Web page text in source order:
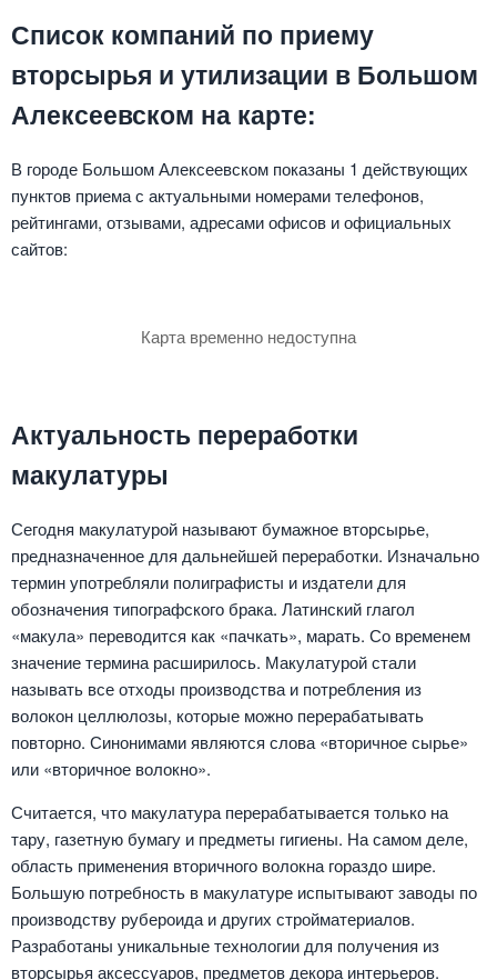
Список компаний по приему
вторсырья и утилизации в Большом
Алексеевском на карте:
В городе Большом Алексеевском показаны 1 действующих
пунктов приема с актуальными номерами телефонов,
рейтингами, отзывами, адресами офисов и официальных
сайтов:
Карта временно недоступна
Актуальность переработки
макулатуры
Сегодня макулатурой называют бумажное вторсырье,
предназначенное для дальнейшей переработки. Изначально
термин употребляли полиграфисты и издатели для
обозначения типографского брака. Латинский глагол
«макула» переводится как «пачкать», марать. Со временем
значение термина расширилось. Макулатурой стали
называть все отходы производства и потребления из
волокон целлюлозы, которые можно перерабатывать
повторно. Синонимами являются слова «вторичное сырье»
или «вторичное волокно».
Считается, что макулатура перерабатывается только на
тару, газетную бумагу и предметы гигиены. На самом деле,
область применения вторичного волокна гораздо шире.
Большую потребность в макулатуре испытывают заводы по
производству рубероида и других стройматериалов.
Разработаны уникальные технологии для получения из
вторсырья аксессуаров, предметов декора интерьеров.